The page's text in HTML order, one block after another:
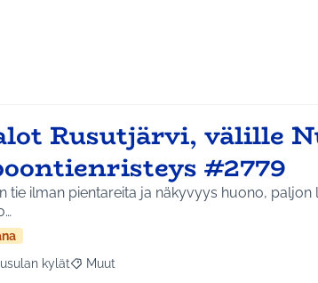
Rusutjärvi, välille
#2779
tie ilman pientareita ja näkyvyys huono,
aihepiirin mukaan: Etelä-Tuusulan kylät
kylät Rajaa tulokset teeman mukaan: Muut
Muut